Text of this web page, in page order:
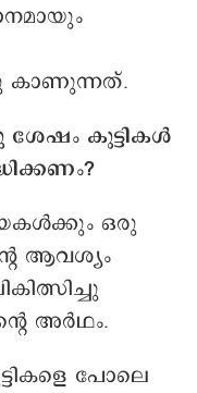
കാണുന്നത്.
കുട്ടികൾ
ഒരു
ആവശ്യം
അർഥം.
പോലെ